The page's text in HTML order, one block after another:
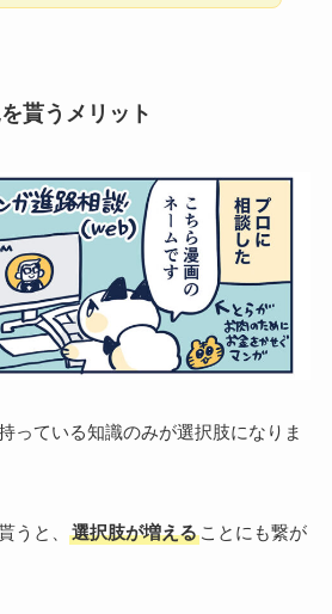
貰うメリット
っている知識のみが選択肢になりま
うと、 選択肢が増えることにも繋が